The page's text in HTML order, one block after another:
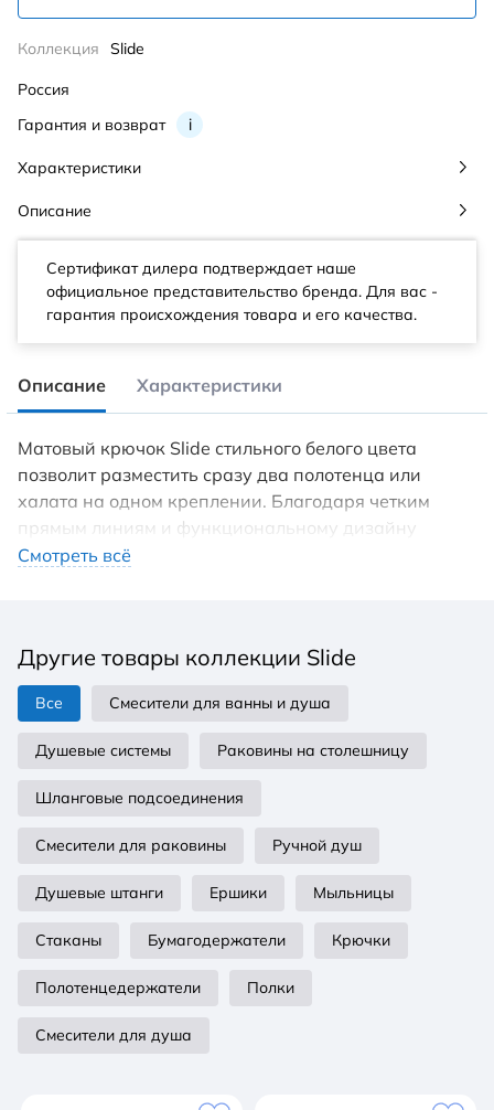
Гарантия и возврат i
Коллекция Slide
Россия
Характеристики
Описание
Сертификат дилера подтверждает наше
официальное представительство бренда. Для вас -
гарантия происхождения товара и его качества.
Описание Характеристики
Матовый крючок Slide стильного белого цвета
позволит разместить сразу два полотенца или
халата на одном креплении. Благодаря четким
прямым линиям и функциональному дизайну
подойдет для интерьера любой современной
Смотреть всё
Другие товары коллекции Slide
Все Смесители для ванны и душа
Душевые системы Раковины на столешницу
Шланговые подсоединения
Смесители для раковины Ручной душ
Душевые штанги Ершики Мыльницы
Стаканы Бумагодержатели Крючки
Полотенцедержатели Полки
Смесители для душа